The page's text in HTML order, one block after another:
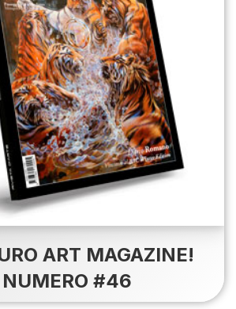
ART MAGAZINE!
#46